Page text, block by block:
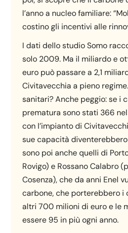
l’anno a nucleo familiare:
costino gli incentivi alle
I dati dello studio Somo
solo 2009. Ma il miliardo e
euro può passare a 2,1
Civitavecchia a pieno
sanitari? Anche peggio: se i
prematura sono stati 366
con l’impianto di
sue capacità
sono poi anche quelli di
Rovigo) e Rossano Calabro
Cosenza), che da anni Enel
carbone, che porterebbero i
altri 700 milioni di euro e le
essere 95 in più ogni anno.